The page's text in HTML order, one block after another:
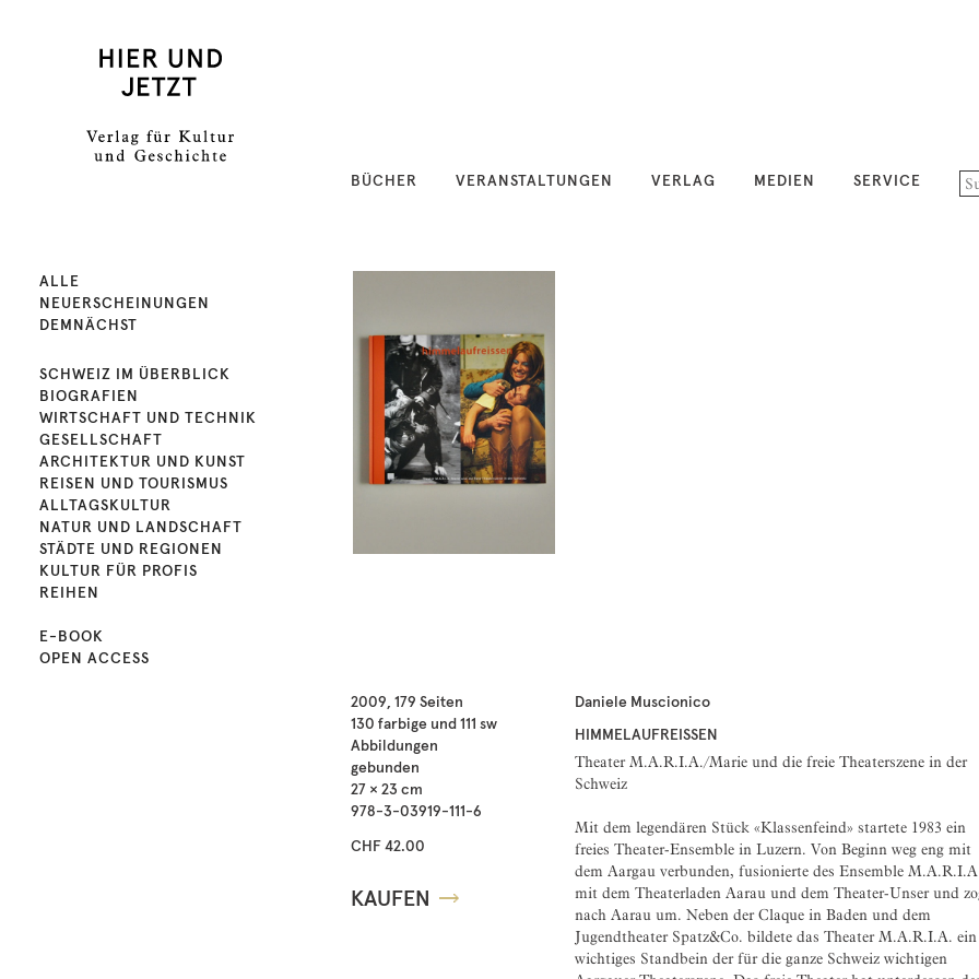
BÜCHER VERANSTALTUNGEN VERLAG MEDIEN SERVICE
ALLE
NEUERSCHEINUNGEN
DEMNÄCHST
SCHWEIZ IM ÜBERBLICK
BIOGRAFIEN
WIRTSCHAFT UND TECHNIK
GESELLSCHAFT
ARCHITEKTUR UND KUNST
REISEN UND TOURISMUS
ALLTAGSKULTUR
NATUR UND LANDSCHAFT
STÄDTE UND REGIONEN
KULTUR FÜR PROFIS
REIHEN
E-BOOK
OPEN ACCESS
2009, 179 Seiten
130 farbige und 111 sw
Abbildungen
gebunden
27 × 23 cm
978-3-03919-111-6
CHF 42.00
KAUFEN
Daniele Muscionico
HIMMELAUFREISSEN
Theater M.A.R.I.A./Marie und die freie Theaterszene in der
Schweiz
Mit dem legendären Stück «Klassenfeind» startete 1983 ein
freies Theater-Ensemble in Luzern. Von Beginn weg eng mit
dem Aargau verbunden, fusionierte des Ensemble
mit dem Theaterladen Aarau und dem Theater-Unser und
nach Aarau um. Neben der Claque in Baden und dem
Jugendtheater Spatz&Co. bildete das Theater M.A.R.I.A. ein
wichtiges Standbein der für die ganze Schweiz wichtigen